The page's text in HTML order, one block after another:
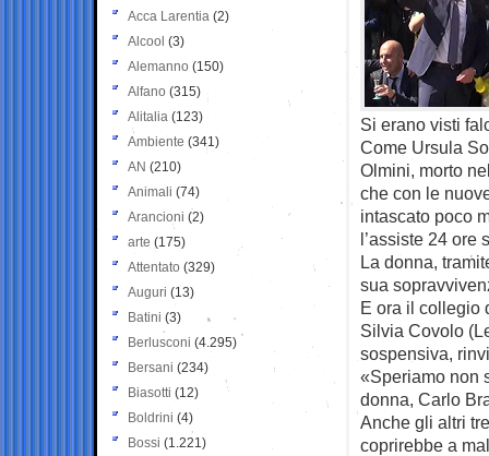
Si erano visti
Come Ursula
Olmini, morto
che con le
intascato poco
l’assiste 24 ore
La donna,
sua
E ora il collegio
Silvia Covolo
sospensiva,
«Speriamo non
donna, Carlo
Anche gli altri
coprirebbe a
Acca Larentia (2)
Alcool (3)
Alemanno (150)
Alfano (315)
Alitalia (123)
Ambiente (341)
AN (210)
Animali (74)
Arancioni (2)
arte (175)
Attentato (329)
Auguri (13)
Batini (3)
Berlusconi (4.295)
Bersani (234)
Biasotti (12)
Boldrini (4)
Bossi (1.221)